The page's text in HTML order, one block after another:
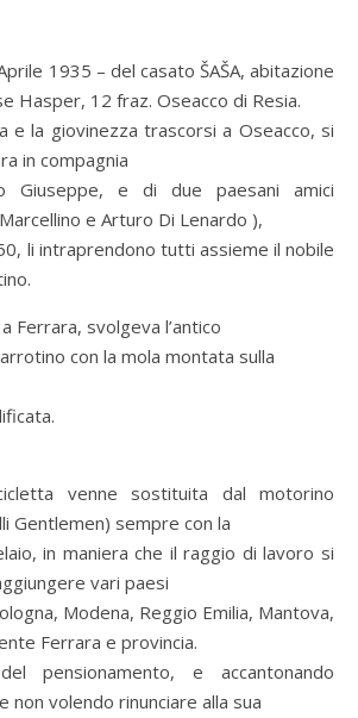
1935 – del casato ŠAŠA, abitazione
Hasper, 12 fraz. Oseacco di Resia.
e la giovinezza trascorsi a Oseacco, si
in compagnia
Giuseppe, e di due paesani amici
e Arturo Di Lenardo ),
li intraprendono tutti assieme il nobile
Ferrara, svolgeva l’antico
con la mola montata sulla
venne sostituita dal motorino
Gentlemen) sempre con la
in maniera che il raggio di lavoro si
vari paesi
Modena, Reggio Emilia, Mantova,
Ferrara e provincia.
pensionamento, e accantonando
non volendo rinunciare alla sua